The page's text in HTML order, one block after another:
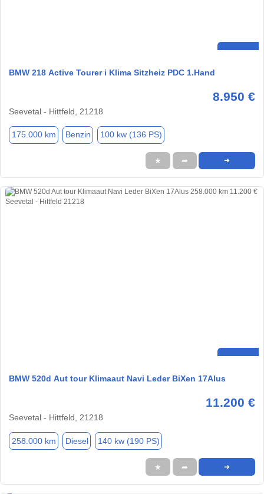
BMW 218 Active Tourer i Klima Sitzheiz PDC 1.Hand
8.950 €
Seevetal - Hittfeld, 21218
175.000 km Benzin 100 kw (136 PS)
★ ➦ ➜
BMW 520d Aut tour Klimaaut Navi Leder BiXen 17Alus
11.200 €
Seevetal - Hittfeld, 21218
258.000 km Diesel 140 kw (190 PS)
★ ➦ ➜